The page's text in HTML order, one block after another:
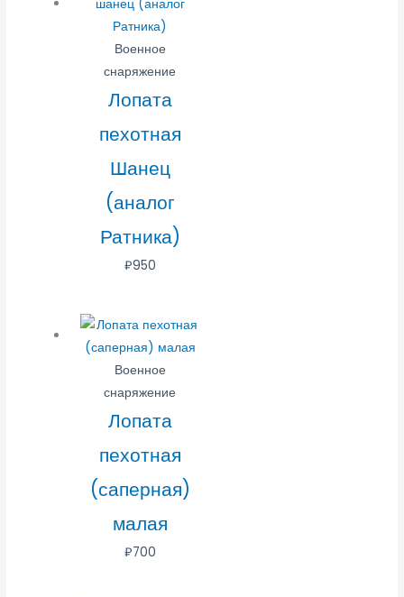
Военное
снаряжение
Лопата
пехотная
Шанец
(аналог
Ратника)
₽950
Военное
снаряжение
Лопата
пехотная
(саперная)
малая
₽700